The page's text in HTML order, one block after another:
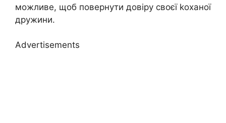
можливе, щоб повернути довіру своєї kоханої
дружини.
Advertisements